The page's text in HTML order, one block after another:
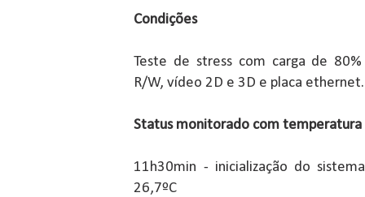
Condições
Teste de stress com carga de
R/W, vídeo 2D e 3D e placa ethernet.
Status monitorado com temperatura
11h30min - inicialização do
26,7ºC